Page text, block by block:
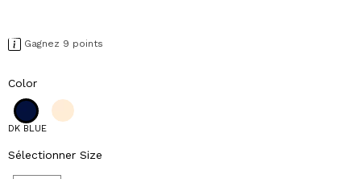
Gagnez 9 points
Color
DK BLUE
Sélectionner Size